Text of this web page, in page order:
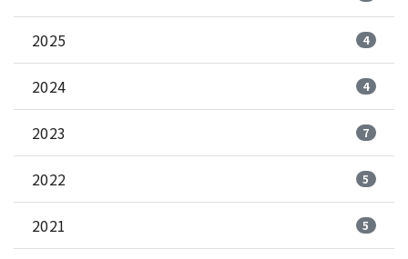
2025 4
2024 4
2023 7
2022 5
2021 5